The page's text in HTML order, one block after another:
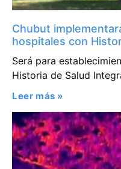
Chubut
hospitales con
Será para
Historia de Salud
Leer más »